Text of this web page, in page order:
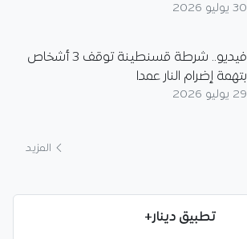
30 يوليو 2026
فيديو.. شرطة قسنطينة توقف 3 أشخاص
بتهمة إضرام النار عمدا
29 يوليو 2026
المزيد
تطبيق دينار+